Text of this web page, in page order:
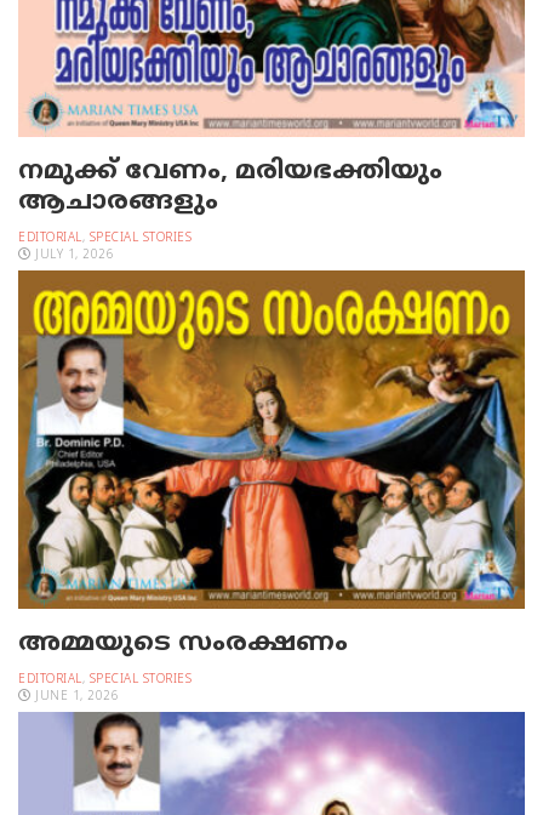
നമുക്ക് വേണം, മരിയഭക്തിയും
ആചാരങ്ങളും
EDITORIAL, SPECIAL STORIES
JULY 1, 2026
അമ്മയുടെ സംരക്ഷണം
EDITORIAL, SPECIAL STORIES
JUNE 1, 2026